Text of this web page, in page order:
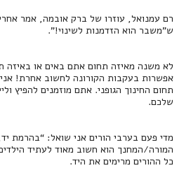
ש”משבר הוא הזדמנות לשינוי!”.
לא משנה מאיזה תחום אתם באים או באיזה
אפשרות בעקבות הקורונה לחשוב אחרת!
תחום החינוך הגופני. אתם מוזמנים להפיץ
שלכם.
מדי פעם בערבי הורים אני שואל: “בהרמת
המורה/המחנך הוא חשוב מאוד לעתיד
כל ההורים מרימים את היד.